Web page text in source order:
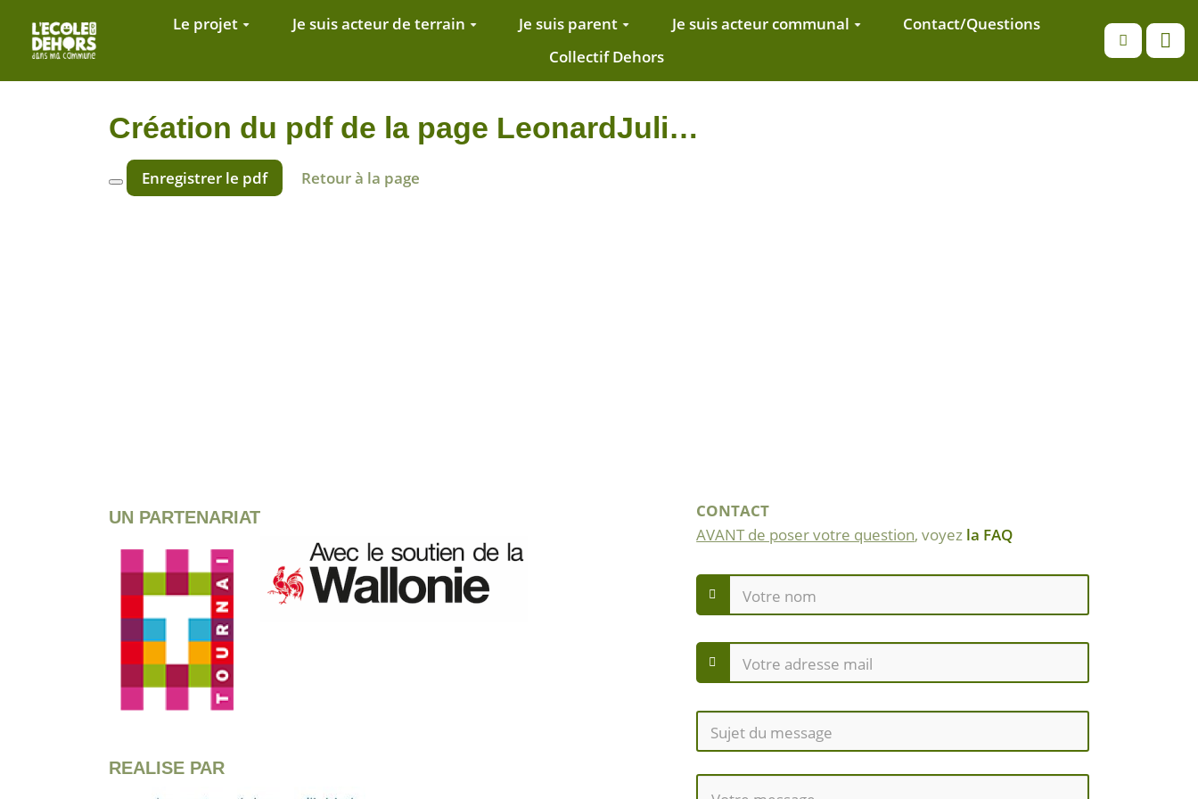
Aller au contenu principal
Le projet Je suis acteur de terrain Je suis parent Je suis acteur communal
Contact/Questions
Collectif Dehors
Création du pdf de la page LeonardJuli…
Enregistrer le pdf Retour à la page
UN PARTENARIAT
REALISE PAR
CONTACT
AVANT de poser votre question, voyez la FAQ